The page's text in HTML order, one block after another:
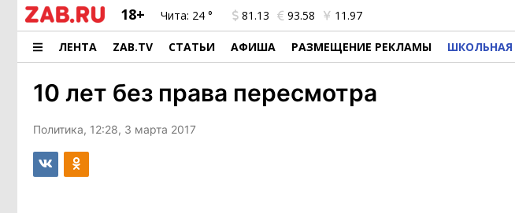
18+ Чита: 24 ° 81.13 93.58 11.97
ЛЕНТА ZAB.TV СТАТЬИ АФИША РАЗМЕЩЕНИЕ РЕКЛАМЫ ШКОЛЬНАЯ
10 лет без права пересмотра
Политика, 12:28, 3 марта 2017